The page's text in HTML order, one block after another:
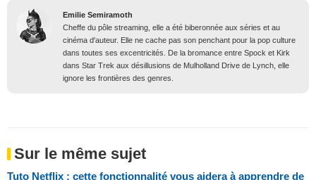
Emilie Semiramoth
Cheffe du pôle streaming, elle a été biberonnée aux séries et au
cinéma d'auteur. Elle ne cache pas son penchant pour la pop culture
dans toutes ses excentricités. De la bromance entre Spock et Kirk
dans Star Trek aux désillusions de Mulholland Drive de Lynch, elle
ignore les frontières des genres.
Sur le même sujet
Tuto Netflix : cette fonctionnalité vous aidera à apprendre de